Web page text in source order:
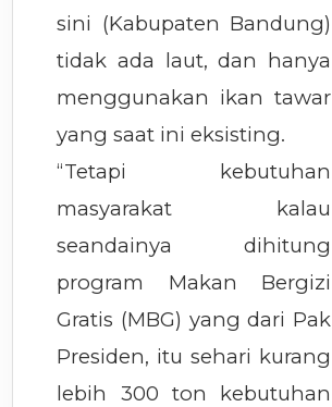
sini (Kabupaten Bandung)
tidak ada laut, dan hanya
menggunakan ikan tawar
yang saat ini eksisting.
“Tetapi kebutuhan
masyarakat kalau
seandainya dihitung
program Makan Bergizi
Gratis (MBG) yang dari Pak
Presiden, itu sehari kurang
lebih 300 ton kebutuhan